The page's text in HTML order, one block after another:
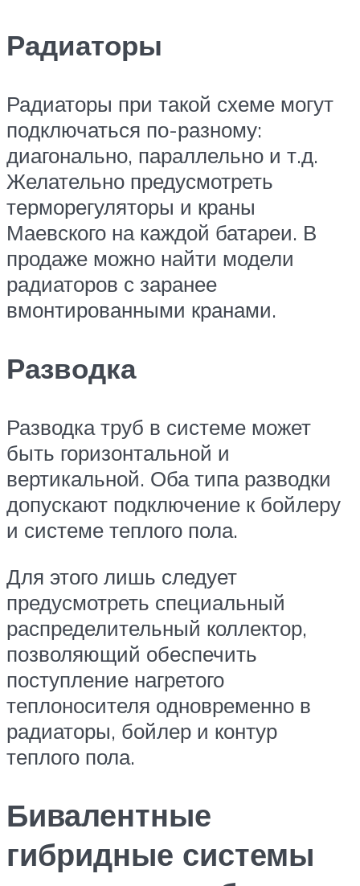
Радиаторы
Радиаторы при такой схеме могут
подключаться по-разному:
диагонально, параллельно и т.д.
Желательно предусмотреть
терморегуляторы и краны
Маевского на каждой батареи. В
продаже можно найти модели
радиаторов с заранее
вмонтированными кранами.
Разводка
Разводка труб в системе может
быть горизонтальной и
вертикальной. Оба типа разводки
допускают подключение к бойлеру
и системе теплого пола.
Для этого лишь следует
предусмотреть специальный
распределительный коллектор,
позволяющий обеспечить
поступление нагретого
теплоносителя одновременно в
радиаторы, бойлер и контур
теплого пола.
Бивалентные
гибридные системы